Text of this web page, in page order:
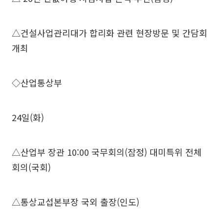
△건설사업관리대가 합리화 관련 현장방문 및 간담회
개최
◇산업통상부
24일(화)
△산업부 장관 10:00 국무회의(잠정) 대미특위 전체
회의(국회)
△통상교섭본부장 국외 출장(인도)